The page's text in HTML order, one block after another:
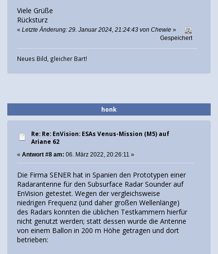
Viele Grüße
Rücksturz
« Letzte Änderung: 29. Januar 2024, 21:24:43 von Chewie »
Gespeichert
Neues Bild, gleicher Bart!
honk
Re: Re: EnVision: ESAs Venus-Mission (M5) auf
Ariane 62
« Antwort #8 am: 06. März 2022, 20:26:11 »
Die Firma SENER hat in Spanien den Prototypen einer
Radarantenne für den Subsurface Radar Sounder auf
EnVision getestet. Wegen der vergleichsweise
niedrigen Frequenz (und daher großen Wellenlänge)
des Radars konnten die üblichen Testkammern hierfür
nicht genutzt werden; statt dessen wurde die Antenne
von einem Ballon in 200 m Höhe getragen und dort
betrieben: